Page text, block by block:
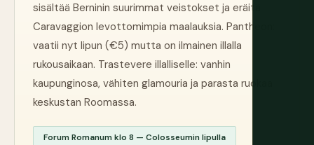
sisältää Berninin suurimmat veistokset ja eräitä
Caravaggion levottomimpia maalauksia. Pantheon:
vaatii nyt lipun (€5) mutta on ilmainen illalla
rukousaikaan. Trastevere illalliselle: vanhin
kaupunginosa, vähiten glamouria ja parasta ruokaa
keskustan Roomassa.
Forum Romanum klo 8 — Colosseumin lipulla